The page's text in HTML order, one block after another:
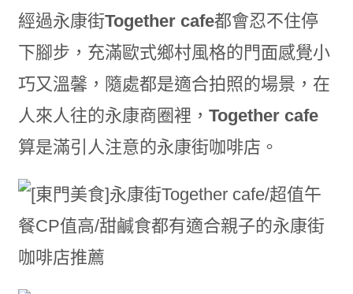
經過永康街Together cafe都會忍不住停
下腳步，充滿歐式鄉村風格的門面感覺小
巧又溫馨，隨處都是適合拍照的場景，在
人來人往的永康商圈裡， Together cafe
算是滿引人注意的永康街咖啡店。